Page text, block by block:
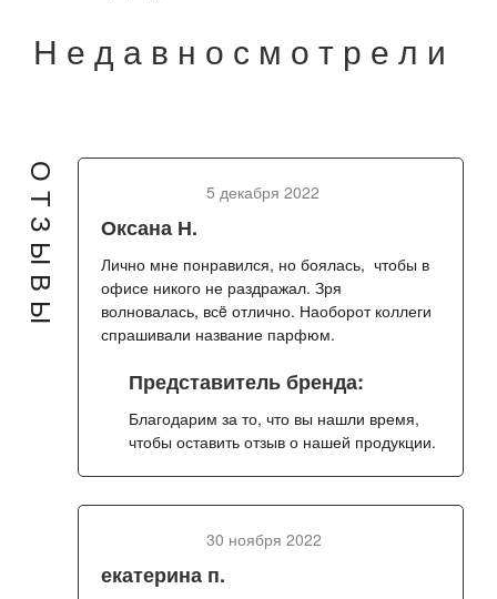
Н е д а в н о с м о т р е л и
ОТЗЫВЫ 5 декабря 2022
Оксана Н.
Лично мне понравился, но боялась, чтобы в
офисе никого не раздражал. Зря
волновалась, всë отлично. Наоборот коллеги
спрашивали название парфюм.
Представитель бренда:
Благодарим за то, что вы нашли время,
чтобы оставить отзыв о нашей продукции.
30 ноября 2022
екатерина п.